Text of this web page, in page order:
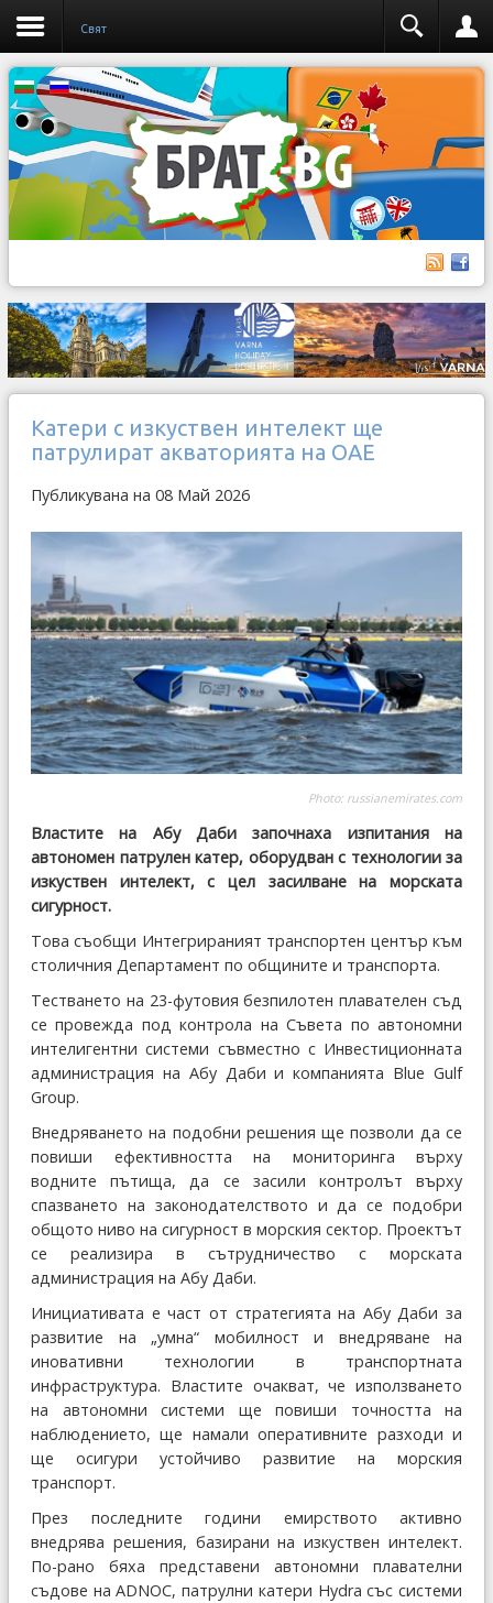
Свят
Катери с изкуствен интелект ще
патрулират акваторията на ОАЕ
Публикувана на 08 Май 2026
Photo: russianemirates.com
Властите на Абу Даби започнаха изпитания на
автономен патрулен катер, оборудван с технологии за
изкуствен интелект, с цел засилване на морската
сигурност.
Това съобщи Интегрираният транспортен център към
столичния Департамент по общините и транспорта.
Тестването на 23-футовия безпилотен плавателен съд
се провежда под контрола на Съвета по автономни
интелигентни системи съвместно с Инвестиционната
администрация на Абу Даби и компанията Blue Gulf
Group.
Внедряването на подобни решения ще позволи да се
повиши ефективността на мониторинга върху
водните пътища, да се засили контролът върху
спазването на законодателството и да се подобри
общото ниво на сигурност в морския сектор. Проектът
се реализира в сътрудничество с морската
администрация на Абу Даби.
Инициативата е част от стратегията на Абу Даби за
развитие на „умна“ мобилност и внедряване на
иновативни технологии в транспортната
инфраструктура. Властите очакват, че използването
на автономни системи ще повиши точността на
наблюдението, ще намали оперативните разходи и
ще осигури устойчиво развитие на морския
транспорт.
През последните години емирството активно
внедрява решения, базирани на изкуствен интелект.
По-рано бяха представени автономни плавателни
съдове на ADNOC, патрулни катери Hydra със системи